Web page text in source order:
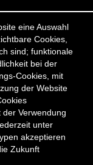
eine Auswahl
Cookies,
sind; funktionale
bei der
Cookies, mit
der Website
Verwendung
unter
akzeptieren
Zukunft